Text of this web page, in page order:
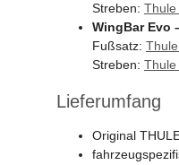
Streben: Thule
WingBar Evo
Fußsatz:
Streben: Thule
Lieferumfang
Original